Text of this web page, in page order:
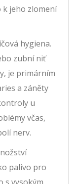
k jeho zlomení
hygiena.
zubní niť
je primárním
a záněty
u
včas,
nerv.
palivo pro
s vysokým